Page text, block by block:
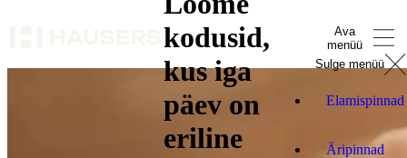
kodusid,
kus iga
päev on
eriline
Ava
menüü
Sulge menüü
Elamispinnad
Äripinnad